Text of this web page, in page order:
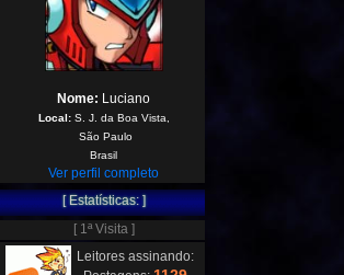
Nome: Luciano
Local:S. J. da Boa Vista,
São Paulo
Brasil
Ver perfil completo
[ Estatísticas: ]
[ 1ª Visita ]
Leitores assinando: